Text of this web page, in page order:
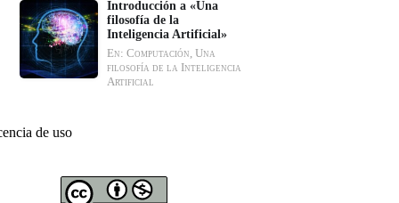
Introducción a «Una
filosofía de la
Inteligencia Artificial»
En: Computación, Una
filosofía de la Inteligencia
Artificial
de uso